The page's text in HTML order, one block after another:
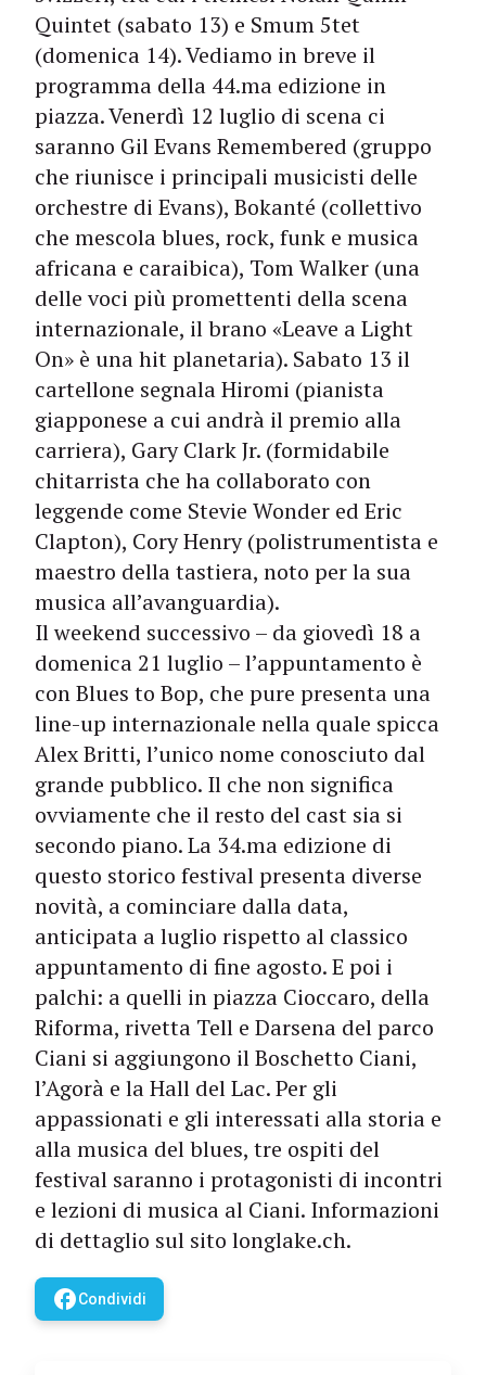
Quintet (sabato 13) e Smum 5tet
(domenica 14). Vediamo in breve il
programma della 44.ma edizione in
piazza. Venerdì 12 luglio di scena ci
saranno Gil Evans Remembered (gruppo
che riunisce i principali musicisti delle
orchestre di Evans), Bokanté (collettivo
che mescola blues, rock, funk e musica
africana e caraibica), Tom Walker (una
delle voci più promettenti della scena
internazionale, il brano «Leave a Light
On» è una hit planetaria). Sabato 13 il
cartellone segnala Hiromi (pianista
giapponese a cui andrà il premio alla
carriera), Gary Clark Jr. (formidabile
chitarrista che ha collaborato con
leggende come Stevie Wonder ed Eric
Clapton), Cory Henry (polistrumentista e
maestro della tastiera, noto per la sua
musica all’avanguardia).
Il weekend successivo – da giovedì 18 a
domenica 21 luglio – l’appuntamento è
con Blues to Bop, che pure presenta una
line-up internazionale nella quale spicca
Alex Britti, l’unico nome conosciuto dal
grande pubblico. Il che non significa
ovviamente che il resto del cast sia si
secondo piano. La 34.ma edizione di
questo storico festival presenta diverse
novità, a cominciare dalla data,
anticipata a luglio rispetto al classico
appuntamento di fine agosto. E poi i
palchi: a quelli in piazza Cioccaro, della
Riforma, rivetta Tell e Darsena del parco
Ciani si aggiungono il Boschetto Ciani,
l’Agorà e la Hall del Lac. Per gli
appassionati e gli interessati alla storia e
alla musica del blues, tre ospiti del
festival saranno i protagonisti di incontri
e lezioni di musica al Ciani. Informazioni
di dettaglio sul sito longlake.ch.
facebookCondividi